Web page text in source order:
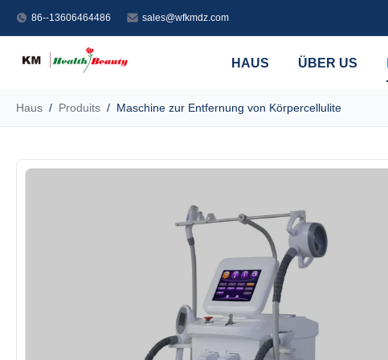
86--13606464486 sales@wfkmdz.com
HAUS ÜBER US
Haus / Produits / Maschine zur Entfernung von Körpercellulite